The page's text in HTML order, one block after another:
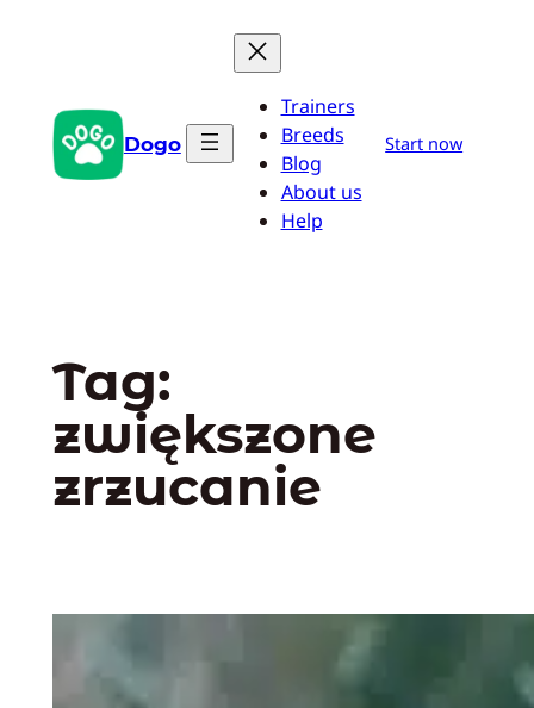
Dogo
Trainers
Breeds
Blog
About us
Help
Start now
Tag:
zwiększone
zrzucanie